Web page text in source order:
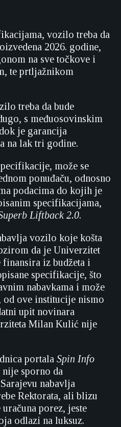
vozilo treba da
2026. godine,
na sve točkove i
te prtljažnikom
treba da bude
s međuosovinskim
je garancija
na lak tri godine.
može se
ponuđaču, odnosno
podacima do kojih je
specifikacijama,
Liftback 2.0.
vozilo koje košta
da je Univerzitet
iz budžeta i
specifikacije, što
nabavkama i može
ove institucije nismo
upit novinara
Milan Kulić nije
portala Spin Info
nije sporno da
nabavlja
Rektorata, ali blizu
porez, jeste
odlazi na luksuz.